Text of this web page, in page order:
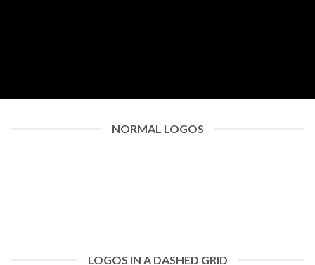
NORMAL LOGOS
LOGOS IN A DASHED GRID